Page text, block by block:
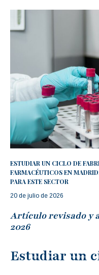
ESTUDIAR UN CICLO DE
FARMACÉUTICOS EN
PARA ESTE SECTOR
20 de julio de 2026
Artículo revisado y
2026
Estudiar un